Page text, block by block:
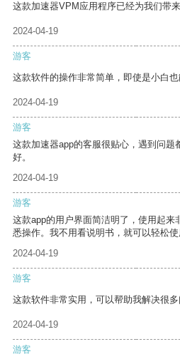
这款加速器VPM应用程序已经为我们带
2024-04-19
游客
这款软件的操作非常简单，即使是小白也
2024-04-19
游客
这款加速器app的客服很贴心，遇到问题
好。
2024-04-19
游客
这款app的用户界面简洁明了，使用起来
悉操作。我不用看说明书，就可以轻松使
2024-04-19
游客
这款软件非常实用，可以帮助我解决很多
2024-04-19
游客